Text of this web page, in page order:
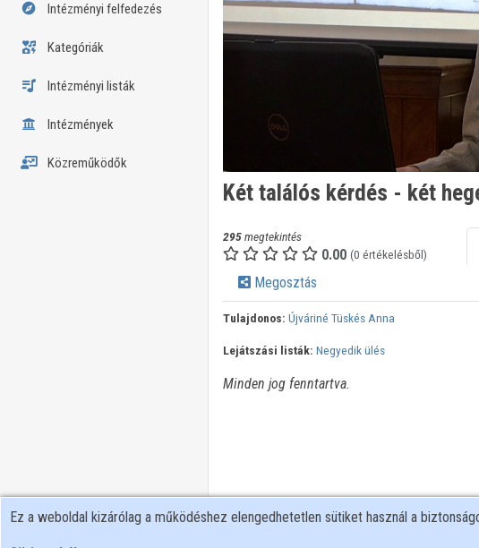
Intézményi felfedezés
Kategóriák
Intézményi listák
Intézmények
Közreműködők
Két találós kérdés - két
295megtekintés
0.00 (0 értékelésből)
Megosztás
Tulajdonos: Újváriné Tüskés Anna
Lejátszási listák: Negyedik ülés
Minden jog fenntartva.
Ez a weboldal kizárólag a működéshez elengedhetetlen sütiket használ a